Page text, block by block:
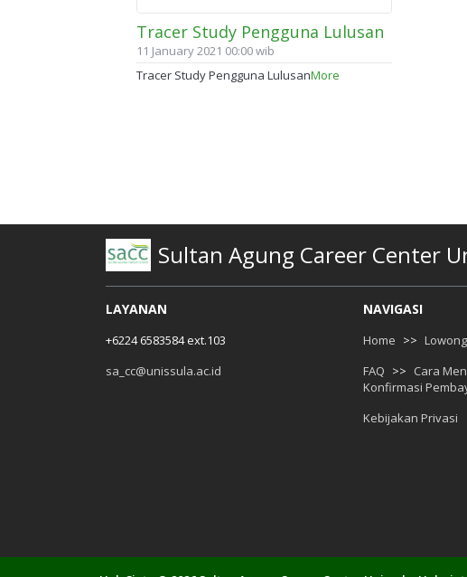
Tracer Study Pengguna Lulusan
11 January 2021 00:00 wib
Tracer Study Pengguna LulusanMore
Sultan Agung Career Center
LAYANAN
+6224 6583584 ext.103
sa_cc@unissula.ac.id
NAVIGASI
Home >>
FAQ >> Cara
Konfirmasi
Kebijakan Privasi